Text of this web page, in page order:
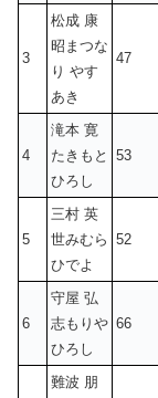
3
松成 康
昭まつな
り やす
あき
47
4
滝本 寛
たきもと
ひろし
53
5
三村 英
世みむら
ひでよ
52
6
守屋 弘
志もりや
ひろし
66
難波 朋